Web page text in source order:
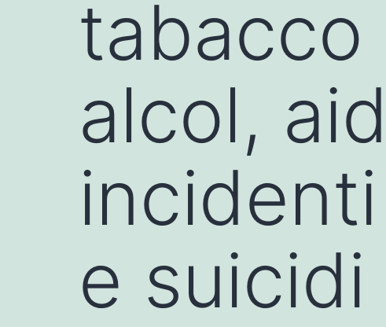
tabacco
alcol,
e